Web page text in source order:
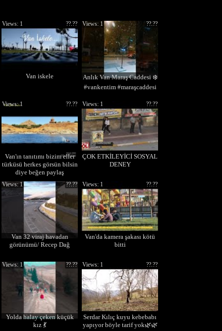
Van iskele
??.??
Views: 1
Anlık Van Maraş Caddesi ❄️
#vankentim #maraşcaddesi
??.??
Views: 1
Van'ın tanıtımı bizim eller
türküsü herkes görsün bilsin
diye beğen paylaş
#vanyenihaber
??.??
Views: 1
ÇOK ETKİLEYİCİ SOSYAL
DENEY
??.??
Views: 1
Van 32 viraj havadan
görünümü/ Recep Dağ
??.??
Views: 1
Van'da kamera şakası kötü
bitti
??.??
Views: 1
Yolda halay çeken küçük
kız 💃
??.??
Views: 1
Serdar Kılıç kuyu kebebabı
yapıyor böyle tarif yok🌿🌿
??.??
Views: 1